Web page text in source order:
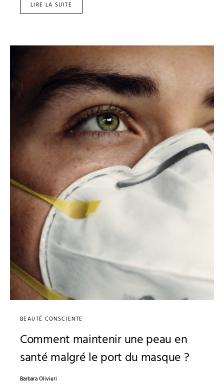
LIRE LA SUITE
BEAUTÉ CONSCIENTE
Comment maintenir une peau en
santé malgré le port du masque ?
Barbara Olivieri